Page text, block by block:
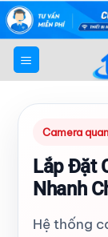
Bỏ
qua
nội
dung
Camera
Lắp Đặt
Nhanh
Hệ thống